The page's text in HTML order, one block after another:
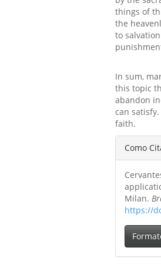
things of
the
to
In sum,
this topic
abandon
can
faith.
do
Como
Milan.
https://